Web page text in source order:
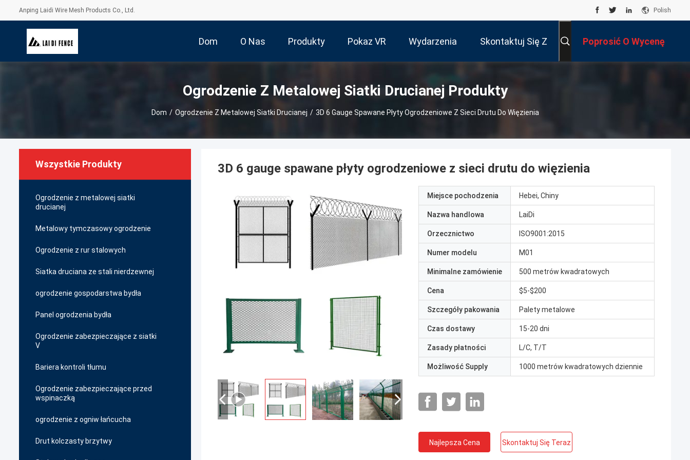
Anping Laidi Wire Mesh Products Co., Ltd. Polish
Dom O Nas Produkty Pokaz VR Wydarzenia Skontaktuj Się Z Poprosić O Wycenę
Ogrodzenie Z Metalowej Siatki Drucianej Produkty
Dom / Ogrodzenie Z Metalowej Siatki Drucianej / 3D 6 Gauge Spawane Płyty Ogrodzeniowe Z Sieci Drutu Do Więzienia
Wszystkie Produkty
Ogrodzenie z metalowej siatki
drucianej
Metalowy tymczasowy ogrodzenie
Ogrodzenie z rur stalowych
Siatka druciana ze stali nierdzewnej
ogrodzenie gospodarstwa bydła
Panel ogrodzenia bydła
Ogrodzenie zabezpieczające z siatki
V
Bariera kontroli tłumu
Ogrodzenie zabezpieczające przed
wspinaczką
ogrodzenie z ogniw łańcucha
Drut kolczasty brzytwy
3D 6 gauge spawane płyty ogrodzeniowe z sieci drutu do więzienia
Miejsce pochodzenia Hebei, Chiny
Nazwa handlowa LaiDi
Orzecznictwo ISO9001:2015
Numer modelu M01
Minimalne zamówienie 500 metrów kwadratowych
Cena $5-$200
Szczegóły pakowania Palety metalowe
Czas dostawy 15-20 dni
Zasady płatności L/C, T/T
Możliwość Supply 1000 metrów kwadratowych dziennie
Najlepsza Cena Skontaktuj Się Teraz